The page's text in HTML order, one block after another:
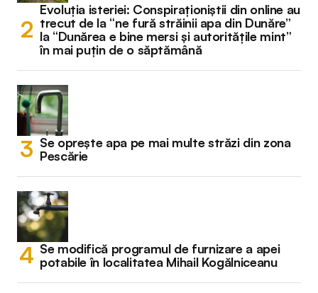
Evoluția isteriei: Conspiraționiștii din online au
trecut de la “ne fură străinii apa din Dunăre”
la “Dunărea e bine mersi și autoritățile mint”
în mai puțin de o săptămână
Se oprește apa pe mai multe străzi din zona
Pescărie
Se modifică programul de furnizare a apei
potabile în localitatea Mihail Kogălniceanu